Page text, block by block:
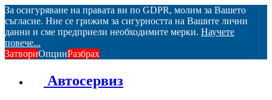
За осигуряване на правата ви по GDPR, молим за Вашето
съгласие. Ние се грижим за сигурността на Вашите лични
данни и сме предприели необходимите мерки. Научете
повече...
ЗатвориОпцииРазбрах
Автосервиз